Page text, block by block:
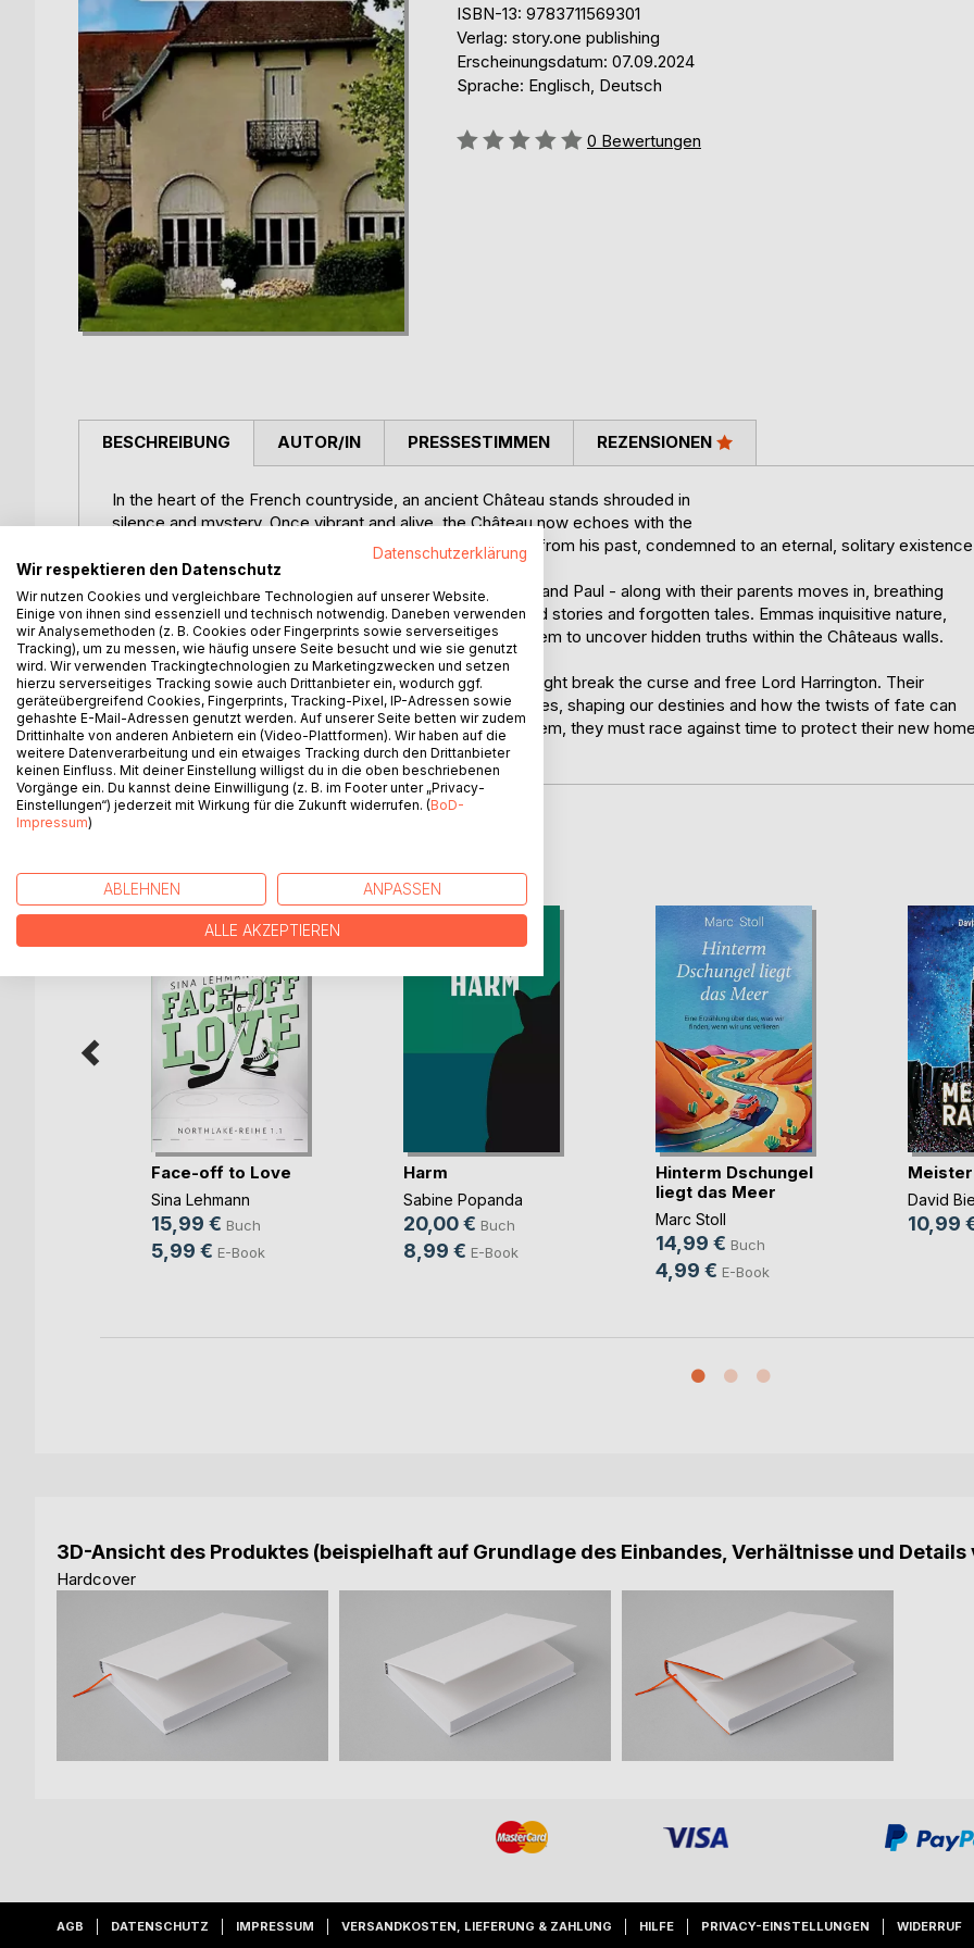
ISBN-13: 9783711569301
Verlag: story.one publishing
Erscheinungsdatum: 07.09.2024
Sprache: Englisch, Deutsch
Bewertung::
0 Bewertungen
BESCHREIBUNG
In the heart of the French countryside, an ancient Château stands shrouded in
silence and mystery. Once vibrant and alive, the Château now echoes with the
presence of Lord Harrington, a ghost trapped by a curse from his past, condemned to an eternal, solitary
Everything changes when a family of five, Emma, Harriet, and Paul - along with their parents moves in, breathing
fresh life into the Château. Their arrival stirs up long-buried stories and forgotten tales. Emmas inquisitive nature,
Harriets vivid dreams, and Pauls courageous spirit lead them to uncover hidden truths within the Châteaus walls.
As the siblings explore further, they discover clues that might break the curse and free Lord Harrington. Their
adventure shows how good and evil dance through our lives, shaping our destinies and how the twists of fate can
transform our natures. With neighbours plotting against them, they must race against time to protect their new
and solve the mysteries.
AUTOR/IN PRESSESTIMMEN REZENSIONEN
Face-off to Love
Sina Lehmann
15,99 € Buch
5,99 € E-Book
Harm
Sabine Popanda
20,00 € Buch
8,99 € E-Book
Hinterm Dschungel
liegt das Meer
Marc Stoll
14,99 € Buch
4,99 € E-Book
David
10,99
3D-Ansicht des Produktes (beispielhaft auf Grundlage des Einbandes, Verhältnisse und
Hardcover
AGB DATENSCHUTZ IMPRESSUM VERSANDKOSTEN, LIEFERUNG & ZAHLUNG HILFE PRIVACY-EINSTELLUNGEN WIDERRUF
Datenschutzerklärung
Wir respektieren den Datenschutz
Wir nutzen Cookies und vergleichbare Technologien auf unserer Website.
Einige von ihnen sind essenziell und technisch notwendig. Daneben verwenden
wir Analysemethoden (z. B. Cookies oder Fingerprints sowie serverseitiges
Tracking), um zu messen, wie häufig unsere Seite besucht und wie sie genutzt
wird. Wir verwenden Trackingtechnologien zu Marketingzwecken und setzen
hierzu serverseitiges Tracking sowie auch Drittanbieter ein, wodurch ggf.
geräteübergreifend Cookies, Fingerprints, Tracking-Pixel, IP-Adressen sowie
gehashte E-Mail-Adressen genutzt werden. Auf unserer Seite betten wir zudem
Drittinhalte von anderen Anbietern ein (Video-Plattformen). Wir haben auf die
weitere Datenverarbeitung und ein etwaiges Tracking durch den Drittanbieter
keinen Einfluss. Mit deiner Einstellung willigst du in die oben beschriebenen
Vorgänge ein. Du kannst deine Einwilligung (z. B. im Footer unter „Privacy-
Einstellungen“) jederzeit mit Wirkung für die Zukunft widerrufen. (BoD-
Impressum)
ABLEHNEN ANPASSEN
ALLE AKZEPTIEREN